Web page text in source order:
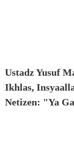
Ustadz Yusuf
Ikhlas,
Netizen: "Ya